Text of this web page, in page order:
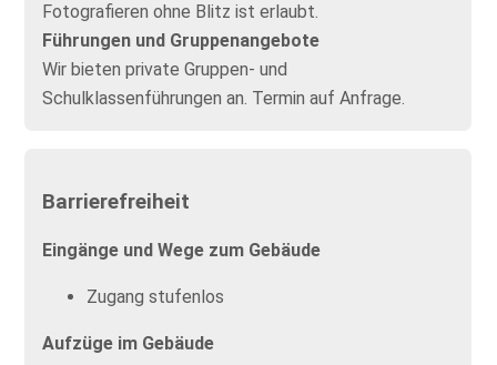
Fotografieren ohne Blitz ist erlaubt.
Führungen und Gruppenangebote
Wir bieten private Gruppen- und
Schulklassenführungen an. Termin auf Anfrage.
Barrierefreiheit
Eingänge und Wege zum Gebäude
Zugang stufenlos
Aufzüge im Gebäude